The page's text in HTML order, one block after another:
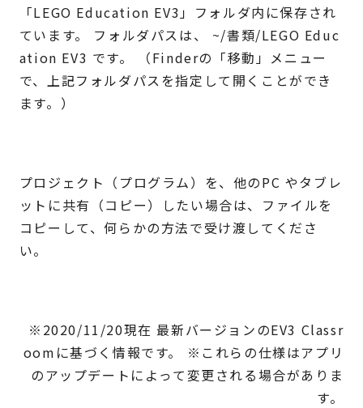
「LEGO Education EV3」フォルダ内に保存され
ています。 フォルダパスは、 ~/書類/LEGO Educ
ation EV3 です。 （Finderの「移動」メニュー
で、上記フォルダパスを指定して開くことができ
ます。）
プロジェクト（プログラム）を、他のPC やタブレ
ットに共有（コピー）したい場合は、ファイルを
コピーして、何らかの方法で受け渡してくださ
い。
※2020/11/20現在 最新バージョンのEV3 Classr
oomに基づく情報です。 ※これらの仕様はアプリ
のアップデートによって変更される場合がありま
す。